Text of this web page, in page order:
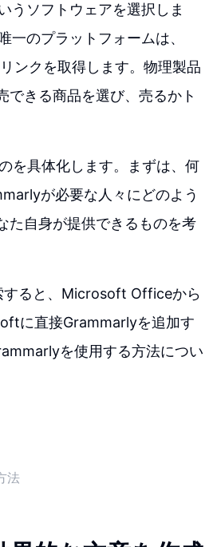
うソフトウェアを選択しま
のプラットフォームは、
ンクを取得します。物理製品
できる商品を選び、売るかト
を具体化します。まずは、何
が必要な人々にどのよう
た自身が提供できるものを考
ると、Microsoft Officeから
に直接Grammarlyを追加す
を使用する方法につい
法